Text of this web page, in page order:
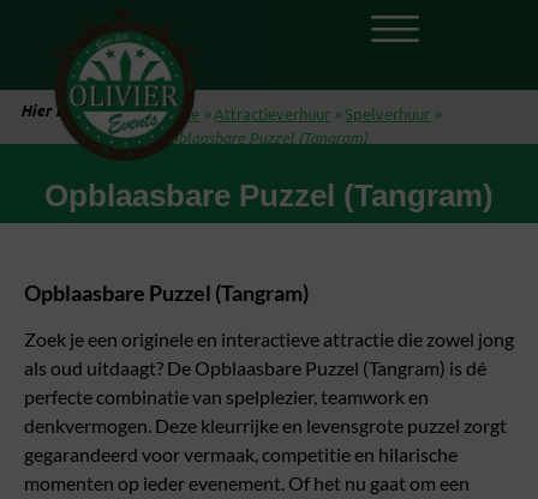
Hier ben je: Home »Attractieverhuur »Spelverhuur »
Opblaasbare Puzzel (Tangram)
Opblaasbare Puzzel (Tangram)
Opblaasbare Puzzel (Tangram)
Zoek je een originele en interactieve attractie die zowel jong
als oud uitdaagt? De Opblaasbare Puzzel (Tangram) is dé
perfecte combinatie van spelplezier, teamwork en
denkvermogen. Deze kleurrijke en levensgrote puzzel zorgt
gegarandeerd voor vermaak, competitie en hilarische
momenten op ieder evenement. Of het nu gaat om een